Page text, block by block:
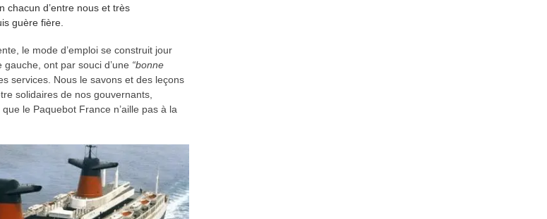
chacun d’entre nous et très
guère fière.
le mode d’emploi se construit jour
ont par souci d’une “bonne
services. Nous le savons et des leçons
solidaires de nos gouvernants,
le Paquebot France n’aille pas à la